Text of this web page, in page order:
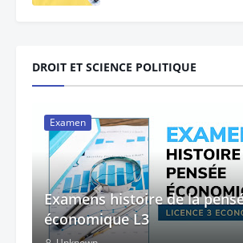
DROIT ET SCIENCE POLITIQUE
Examen
Examens histoire de la
économique L3